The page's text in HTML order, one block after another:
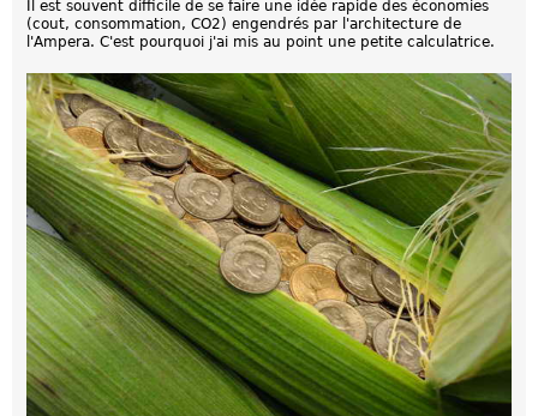
v
e
l
s
i
m
a
g
e
s
d
e
l
'
E
L
R
Il est souvent difficile de se faire une idée rapide des économies
(cout, consommation, CO2) engendrés par l'architecture de
l'Ampera. C'est pourquoi j'ai mis au point une petite calculatrice.